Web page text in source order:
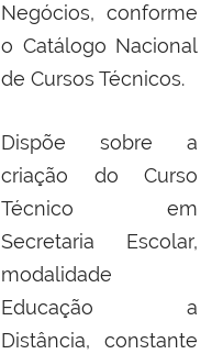
Negócios, conforme
o Catálogo Nacional
de Cursos Técnicos.
Dispõe sobre a
criação do Curso
Técnico em
Secretaria Escolar,
modalidade
Educação a
Distância, constante